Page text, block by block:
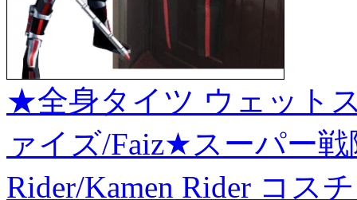
★全身タイツ ウェット
ァイズ/Faiz★スーパー
Rider/Kamen Rider コス